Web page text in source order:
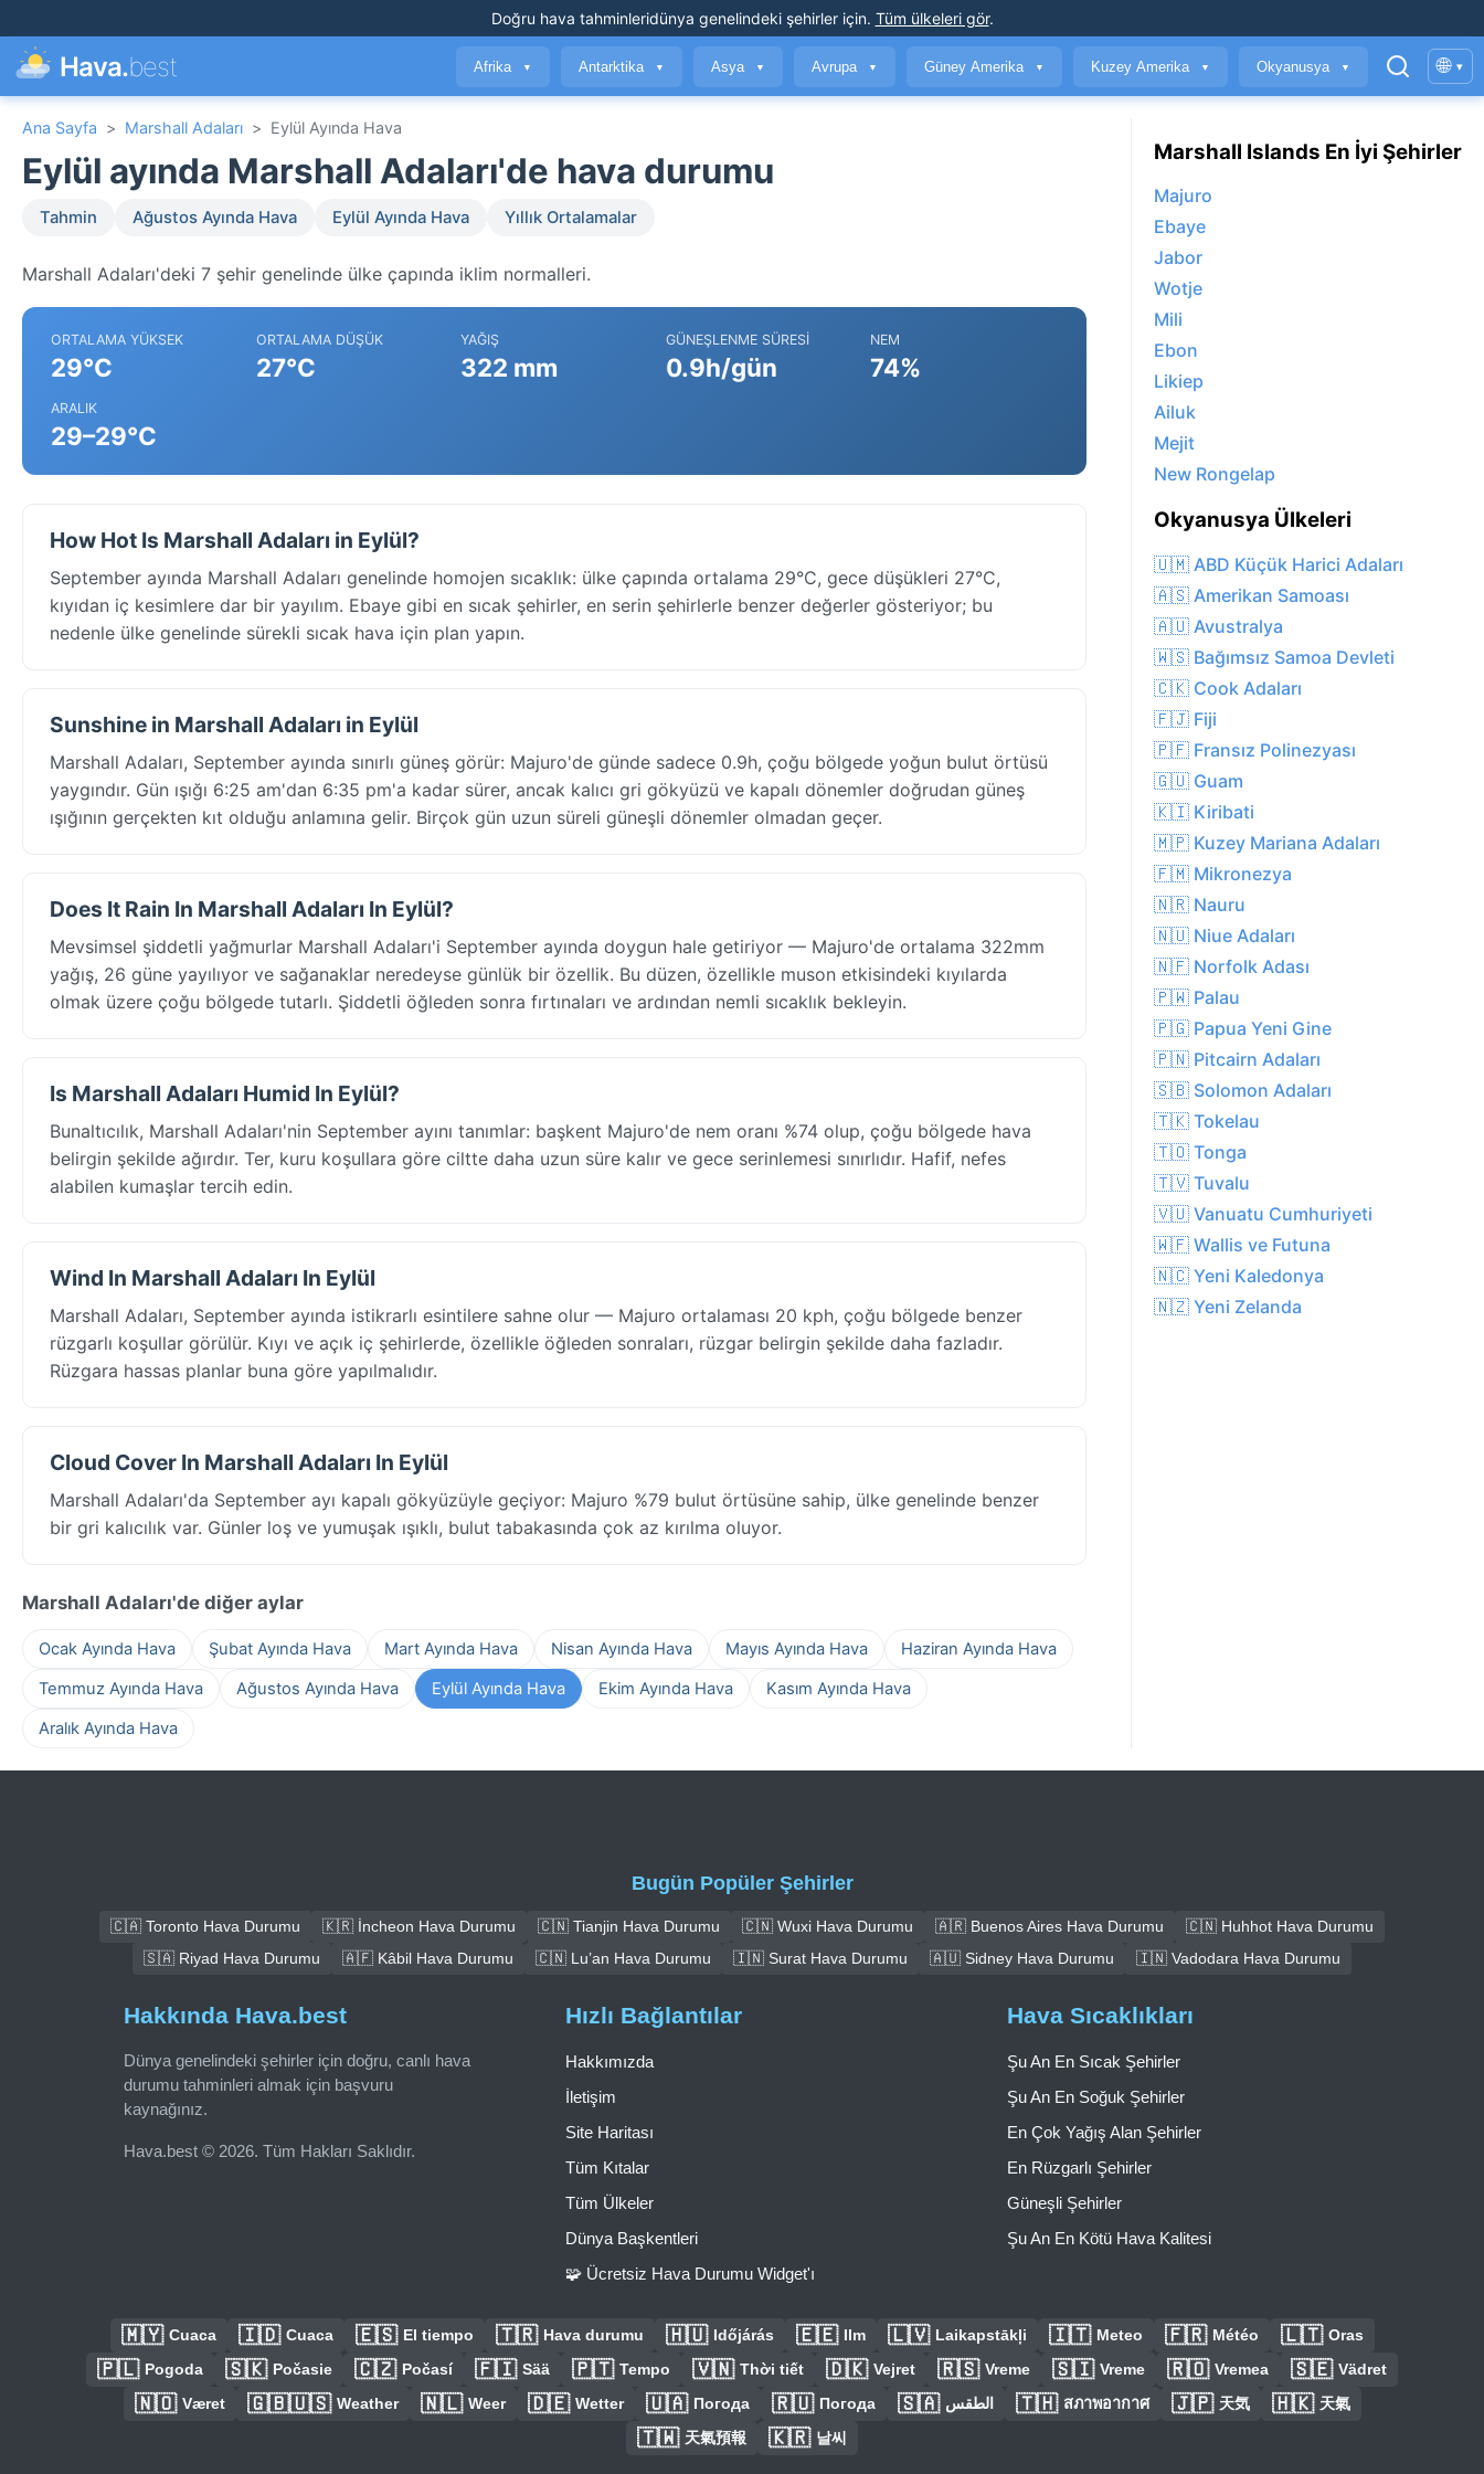
Doğru hava tahminleridünya genelindeki şehirler için. Tüm ülkeleri gör.
Hava.best Afrika ▼ Antarktika ▼ Asya ▼ Avrupa ▼ Güney Amerika ▼ Kuzey Amerika ▼ Okyanusya ▼ 🌐 ▾
Ana Sayfa > Marshall Adaları > Eylül Ayında Hava
Eylül ayında Marshall Adaları'de hava durumu
Tahmin Ağustos Ayında Hava Eylül Ayında Hava Yıllık Ortalamalar
Marshall Adaları'deki 7 şehir genelinde ülke çapında iklim normalleri.
ORTALAMA YÜKSEK
29°C
ORTALAMA DÜŞÜK
27°C
YAĞIŞ
322 mm
GÜNEŞLENME SÜRESI
0.9h/gün
NEM
74%
ARALIK
29–29°C
How Hot Is Marshall Adaları in Eylül?
September ayında Marshall Adaları genelinde homojen sıcaklık: ülke çapında ortalama 29°C, gece düşükleri 27°C,
kıyıdan iç kesimlere dar bir yayılım. Ebaye gibi en sıcak şehirler, en serin şehirlerle benzer değerler gösteriyor; bu
nedenle ülke genelinde sürekli sıcak hava için plan yapın.
Sunshine in Marshall Adaları in Eylül
Marshall Adaları, September ayında sınırlı güneş görür: Majuro'de günde sadece 0.9h, çoğu bölgede yoğun bulut örtüsü
yaygındır. Gün ışığı 6:25 am'dan 6:35 pm'a kadar sürer, ancak kalıcı gri gökyüzü ve kapalı dönemler doğrudan güneş
ışığının gerçekten kıt olduğu anlamına gelir. Birçok gün uzun süreli güneşli dönemler olmadan geçer.
Does It Rain In Marshall Adaları In Eylül?
Mevsimsel şiddetli yağmurlar Marshall Adaları'i September ayında doygun hale getiriyor — Majuro'de ortalama 322mm
yağış, 26 güne yayılıyor ve sağanaklar neredeyse günlük bir özellik. Bu düzen, özellikle muson etkisindeki kıyılarda
olmak üzere çoğu bölgede tutarlı. Şiddetli öğleden sonra fırtınaları ve ardından nemli sıcaklık bekleyin.
Is Marshall Adaları Humid In Eylül?
Bunaltıcılık, Marshall Adaları'nin September ayını tanımlar: başkent Majuro'de nem oranı %74 olup, çoğu bölgede hava
belirgin şekilde ağırdır. Ter, kuru koşullara göre ciltte daha uzun süre kalır ve gece serinlemesi sınırlıdır. Hafif, nefes
alabilen kumaşlar tercih edin.
Wind In Marshall Adaları In Eylül
Marshall Adaları, September ayında istikrarlı esintilere sahne olur — Majuro ortalaması 20 kph, çoğu bölgede benzer
rüzgarlı koşullar görülür. Kıyı ve açık iç şehirlerde, özellikle öğleden sonraları, rüzgar belirgin şekilde daha fazladır.
Rüzgara hassas planlar buna göre yapılmalıdır.
Cloud Cover In Marshall Adaları In Eylül
Marshall Adaları'da September ayı kapalı gökyüzüyle geçiyor: Majuro %79 bulut örtüsüne sahip, ülke genelinde benzer
bir gri kalıcılık var. Günler loş ve yumuşak ışıklı, bulut tabakasında çok az kırılma oluyor.
Marshall Adaları'de diğer aylar
Ocak Ayında Hava Şubat Ayında Hava Mart Ayında Hava Nisan Ayında Hava Mayıs Ayında Hava
Haziran Ayında Hava
Temmuz Ayında Hava
Ağustos Ayında Hava Eylül Ayında Hava Ekim Ayında Hava
Kasım Ayında Hava
Aralık Ayında Hava
Marshall Islands En İyi Şehirler
Majuro
Ebaye
Jabor
Wotje
Mili
Ebon
Likiep
Ailuk
Mejit
New Rongelap
Okyanusya Ülkeleri
🇺🇲 ABD Küçük Harici Adaları
🇦🇸 Amerikan Samoası
🇦🇺 Avustralya
🇼🇸 Bağımsız Samoa Devleti
🇨🇰 Cook Adaları
🇫🇯 Fiji
🇵🇫 Fransız Polinezyası
🇬🇺 Guam
🇰🇮 Kiribati
🇲🇵 Kuzey Mariana Adaları
🇫🇲 Mikronezya
🇳🇷 Nauru
🇳🇺 Niue Adaları
🇳🇫 Norfolk Adası
🇵🇼 Palau
🇵🇬 Papua Yeni Gine
🇵🇳 Pitcairn Adaları
🇸🇧 Solomon Adaları
🇹🇰 Tokelau
🇹🇴 Tonga
🇹🇻 Tuvalu
🇻🇺 Vanuatu Cumhuriyeti
🇼🇫 Wallis ve Futuna
🇳🇨 Yeni Kaledonya
🇳🇿 Yeni Zelanda
Bugün Popüler Şehirler
🇨🇦 Toronto Hava Durumu 🇰🇷 İncheon Hava Durumu 🇨🇳 Tianjin Hava Durumu 🇨🇳 Wuxi Hava Durumu 🇦🇷 Buenos Aires Hava Durumu
🇨🇳 Huhhot Hava Durumu
🇸🇦 Riyad Hava Durumu
🇦🇫 Kâbil Hava Durumu 🇨🇳 Lu’an Hava Durumu 🇮🇳 Surat Hava Durumu 🇦🇺 Sidney Hava Durumu 🇮🇳 Vadodara Hava Durumu
Hakkında Hava.best
Dünya genelindeki şehirler için doğru, canlı hava
durumu tahminleri almak için başvuru
kaynağınız.
Hava.best © 2026. Tüm Hakları Saklıdır.
Hızlı Bağlantılar
Hakkımızda
İletişim
Site Haritası
Tüm Kıtalar
Tüm Ülkeler
Dünya Başkentleri
🧩 Ücretsiz Hava Durumu Widget'ı
Hava Sıcaklıkları
Şu An En Sıcak Şehirler
Şu An En Soğuk Şehirler
En Çok Yağış Alan Şehirler
En Rüzgarlı Şehirler
Güneşli Şehirler
Şu An En Kötü Hava Kalitesi
🇲🇾 Cuaca 🇮🇩 Cuaca 🇪🇸 El tiempo 🇹🇷 Hava durumu 🇭🇺 Időjárás 🇪🇪 Ilm 🇱🇻 Laikapstākļi 🇮🇹 Meteo 🇫🇷 Météo 🇱🇹 Oras
🇵🇱 Pogoda 🇸🇰 Počasie 🇨🇿 Počasí 🇫🇮 Sää 🇵🇹 Tempo 🇻🇳 Thời tiết 🇩🇰 Vejret 🇷🇸 Vreme 🇸🇮 Vreme 🇷🇴 Vremea 🇸🇪 Vädret
🇳🇴 Været 🇬🇧🇺🇸 Weather 🇳🇱 Weer 🇩🇪 Wetter 🇺🇦 Погода 🇷🇺 Погода 🇸🇦 الطقس 🇹🇭 สภาพอากาศ 🇯🇵 天気 🇭🇰 天氣
🇹🇼 天氣預報 🇰🇷 날씨